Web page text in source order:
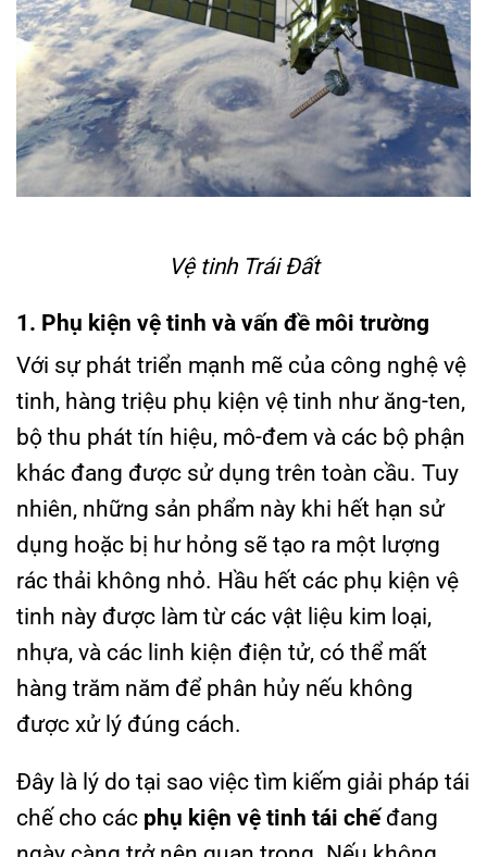
Vệ tinh Trái Đất
1. Phụ kiện vệ tinh và vấn đề môi trường
Với sự phát triển mạnh mẽ của công nghệ vệ
tinh, hàng triệu phụ kiện vệ tinh như ăng-ten,
bộ thu phát tín hiệu, mô-đem và các bộ phận
khác đang được sử dụng trên toàn cầu. Tuy
nhiên, những sản phẩm này khi hết hạn sử
dụng hoặc bị hư hỏng sẽ tạo ra một lượng
rác thải không nhỏ. Hầu hết các phụ kiện vệ
tinh này được làm từ các vật liệu kim loại,
nhựa, và các linh kiện điện tử, có thể mất
hàng trăm năm để phân hủy nếu không
được xử lý đúng cách.
Đây là lý do tại sao việc tìm kiếm giải pháp tái
chế cho các phụ kiện vệ tinh tái chếđang